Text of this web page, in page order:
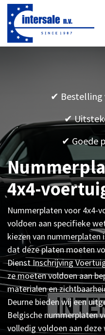
Overslaan naar inhoud
✔ Bestelling
✔
✔ Goede
4x4-
Nummerplaten voor 4x4-
voldoen aan specifieke
kiezen van
dat deze platen moeten
Dienst Inschrijving
ze moeten voldoen aan
materialen en
Deurne bieden wij een
Belgische nummerplaten
volledig voldoen aan